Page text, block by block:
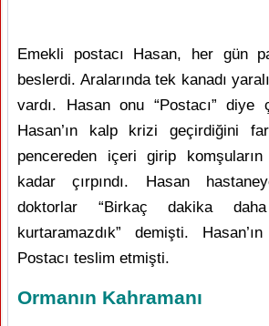
Emekli postacı Hasan, her gün
beslerdi. Aralarında tek kanadı
vardı. Hasan onu “Postacı” diye
Hasan’ın kalp krizi geçirdiğini
pencereden içeri girip
kadar çırpındı. Hasan
doktorlar “Birkaç dakika
kurtaramazdık” demişti.
Postacı teslim etmişti.
Ormanın Kahramanı